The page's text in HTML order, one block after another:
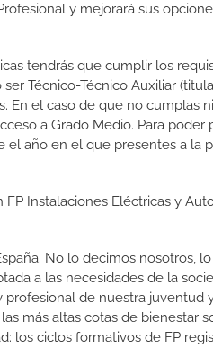
y mejorará sus
tendrás que cumplir los
Técnico-Técnico Auxiliar
En el caso de que no cumplas
a Grado Medio. Para
año en el que presentes a la
Instalaciones Eléctricas y
No lo decimos nosotros,
a las necesidades de la
de nuestra juventud
más altas cotas de bienestar
los ciclos formativos de FP